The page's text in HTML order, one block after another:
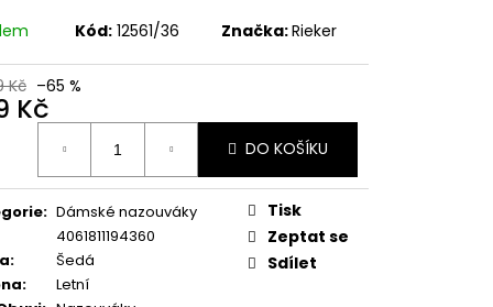
Kód: 12561/36 Značka:Rieker
Kč –65 %
Kč
DO KOŠÍKU
: Dámské nazouváky
4061811194360
:
Šedá
:
Letní
Tisk
Zeptat se
Sdílet